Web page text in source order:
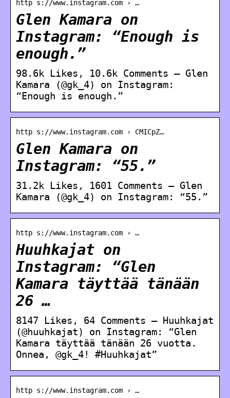
http s://www.instagram.com › …
Glen Kamara on
Instagram: “Enough is
enough.”
98.6k Likes, 10.6k Comments – Glen
Kamara (@gk_4) on Instagram:
“Enough is enough.”
http s://www.instagram.com › CMICpZ…
Glen Kamara on
Instagram: “55.”
31.2k Likes, 1601 Comments – Glen
Kamara (@gk_4) on Instagram: “55.”
http s://www.instagram.com › …
Huuhkajat on
Instagram: “Glen
Kamara täyttää tänään
26 …
8147 Likes, 64 Comments – Huuhkajat
(@huuhkajat) on Instagram: “Glen
Kamara täyttää tänään 26 vuotta.
Onnea, @gk_4! #Huuhkajat”
http s://www.instagram.com › …